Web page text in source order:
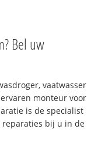
Bel uw
vaatwasser
monteur voor
is de specialist
reparaties bij u in de